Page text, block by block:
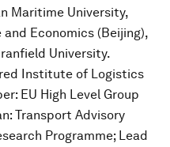
Maritime University,
Economics (Beijing),
University.
Institute of Logistics
EU High Level Group
Transport Advisory
Programme; Lead